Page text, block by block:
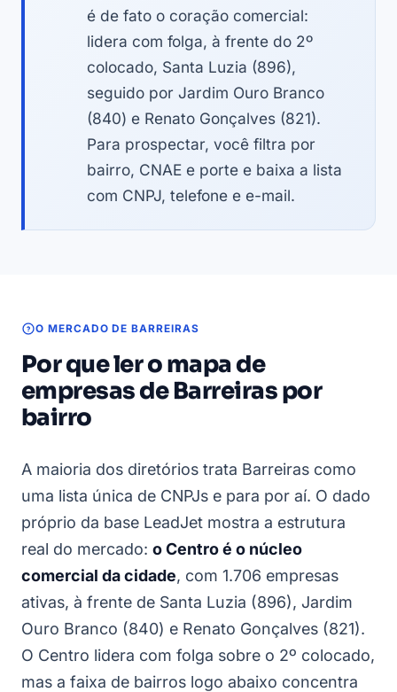
é de fato o coração comercial:
lidera com folga, à frente do 2º
colocado, Santa Luzia (896),
seguido por Jardim Ouro Branco
(840) e Renato Gonçalves (821).
Para prospectar, você filtra por
bairro, CNAE e porte e baixa a lista
com CNPJ, telefone e e-mail.
O MERCADO DE BARREIRAS
Por que ler o mapa de
empresas de Barreiras por
bairro
A maioria dos diretórios trata Barreiras como
uma lista única de CNPJs e para por aí. O dado
próprio da base LeadJet mostra a estrutura
real do mercado: o Centro é o núcleo
comercial da cidade, com 1.706 empresas
ativas, à frente de Santa Luzia (896), Jardim
Ouro Branco (840) e Renato Gonçalves (821).
O Centro lidera com folga sobre o 2º colocado,
mas a faixa de bairros logo abaixo concentra